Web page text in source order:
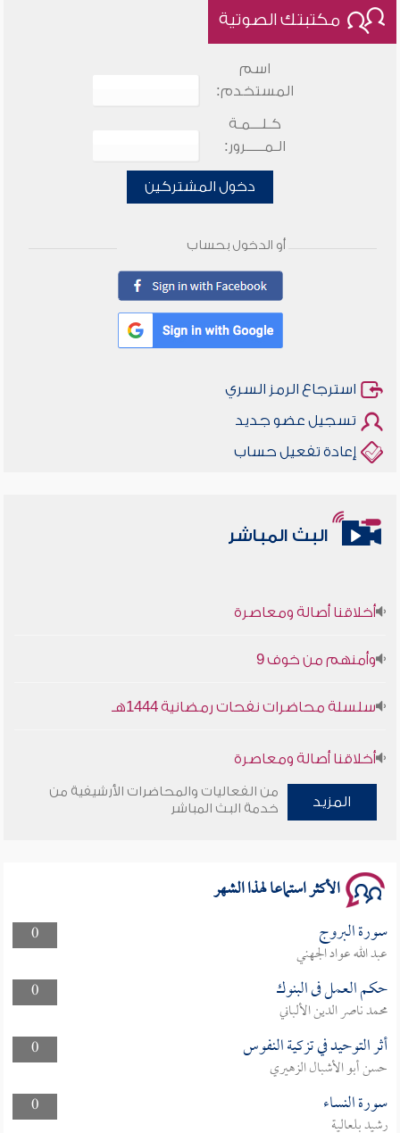
مكتبتك الصوتية
اسم
المستخدم:
كـلـــمـة
الـمـــــرور:
دخول المشتركين
أو الدخول بحساب
استرجاع الرمز السري
تسجيل عضو جديد
إعادة تفعيل حساب
البث المباشر
أخلاقنا أصالة ومعاصرة
وأمنهم من خوف 9
سلسلة محاضرات نفحات رمضانية 1444هـ
أخلاقنا أصالة ومعاصرة
وأمنهم من خوف 9
المزيد
من الفعاليات والمحاضرات الأرشيفية من
خدمة البث المباشر
الأكثر استماعا لهذا الشهر
0 سورة البروج
عبد الله عواد الجهني
0
حكم العمل فى البنوك
محمد ناصر الدين الألباني
0
أثر التوحيد في تزكية النفوس
حسن أبو الأشبال الزهيري
0
سورة النساء
رشيد بلعالية